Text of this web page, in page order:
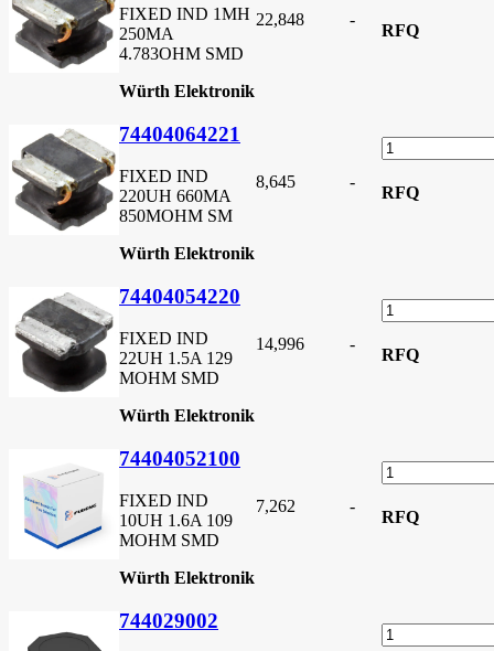
FIXED IND 1MH
250MA
4.783OHM SMD
Würth Elektronik
22,848 -
RFQ
74404064221
FIXED IND
220UH 660MA
850MOHM SM
Würth Elektronik
8,645 -
RFQ
74404054220
FIXED IND
22UH 1.5A 129
MOHM SMD
Würth Elektronik
14,996 -
RFQ
74404052100
FIXED IND
10UH 1.6A 109
MOHM SMD
Würth Elektronik
7,262 -
RFQ
744029002